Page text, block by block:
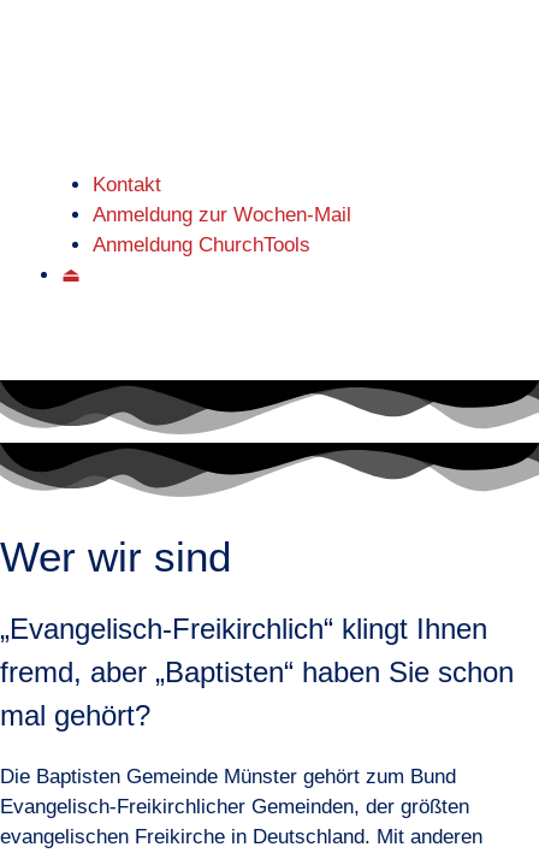
Kontakt
Anmeldung zur Wochen-Mail
Anmeldung ChurchTools
⏏
Wer wir sind
„Evangelisch-Freikirchlich“ klingt Ihnen
fremd, aber „Baptisten“ haben Sie schon
mal gehört?
Die Baptisten Gemeinde Münster gehört zum Bund
Evangelisch-Freikirchlicher Gemeinden, der größten
evangelischen Freikirche in Deutschland. Mit anderen